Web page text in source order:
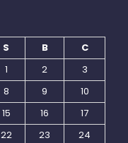
S B
C
1
2
3
8 9
10
15 16
17
22 23
24